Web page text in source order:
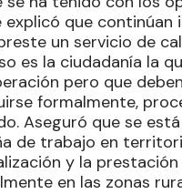
explicó que continúan
un servicio de
es la ciudadanía la
pero que
formalmente,
Aseguró que se
de trabajo en
y la
en las zonas